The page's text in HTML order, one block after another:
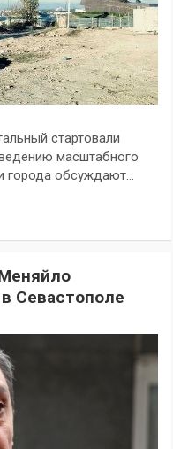
стартовали
масштабного
города обсуждают…
Севастополе